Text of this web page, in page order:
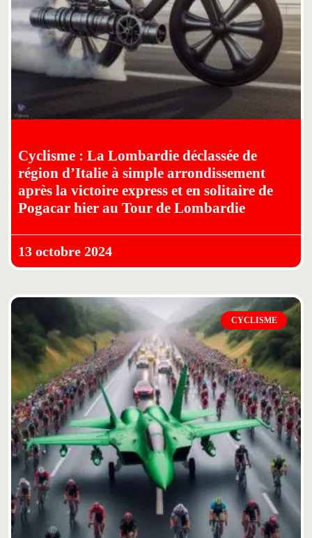
Cyclisme : La Lombardie déclassée de
région d’Italie à simple arrondissement
après la victoire express et en solitaire de
Pogacar hier au Tour de Lombardie
13 octobre 2024
CYCLISME